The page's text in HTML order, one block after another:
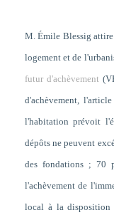
M. Émile Blessig
logement et de
futur d'achèvement
d'achèvement,
l'habitation prévoit
dépôts ne peuvent
des fondations ; 70
l'achèvement de
local à la disposition